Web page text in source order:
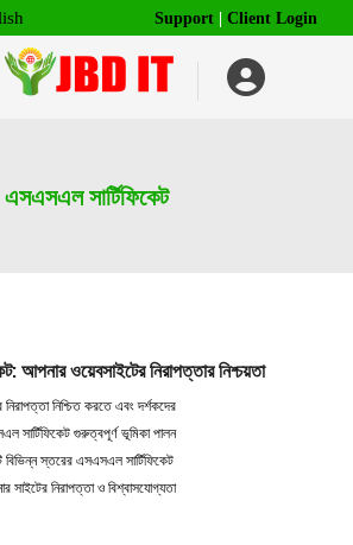
Support Client Login
এসএসএল সার্টিফিকেট
আপনার ওয়েবসাইটের নিরাপত্তার নিশ্চয়তা
নিশ্চিত করতে এবং দর্শকদের
সার্টিফিকেট গুরুত্বপূর্ণ ভূমিকা পালন
স্তরের এসএসএল সার্টিফিকেট
সাইটের নিরাপত্তা ও বিশ্বাসযোগ্যতা